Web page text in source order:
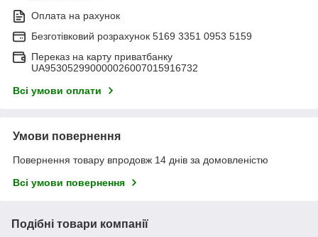
Оплата на рахунок
Безготівковий розрахунок 5169 3351 0953 5159
Переказ на карту приватбанку
UA953052990000026007015916732
Всі умови оплати
Умови повернення
Повернення товару впродовж 14 днів за домовленістю
Всі умови повернення
Подібні товари компанії